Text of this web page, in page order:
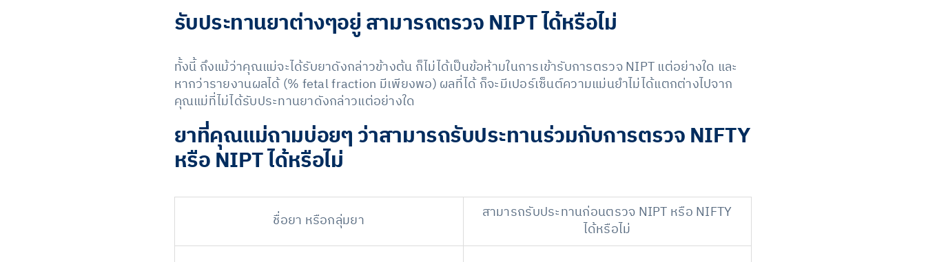
รับประทานยาต่างๆอยู่ สามารถตรวจ NIPT ได้หรือไม่
ทั้งนี้ ถึงแม้ว่าคุณแม่จะได้รับยาดังกล่าวข้างต้น ก็ไม่ได้เป็นข้อห้ามในการเข้ารับการตรวจ NIPT แต่อย่างใด และ
หากว่ารายงานผลได้ (% fetal fraction มีเพียงพอ) ผลที่ได้ ก็จะมีเปอร์เซ็นต์ความแม่นยำไม่ได้แตกต่างไปจาก
คุณแม่ที่ไม่ได้รับประทานยาดังกล่าวแต่อย่างใด
ยาที่คุณแม่ถามบ่อยๆ ว่าสามารถรับประทานร่วมกับการตรวจ NIFTY
หรือ NIPT ได้หรือไม่
ชื่อยา หรือกลุ่มยา
สามารถรับประทานก่อนตรวจ NIPT หรือ NIFTY
ได้หรือไม่